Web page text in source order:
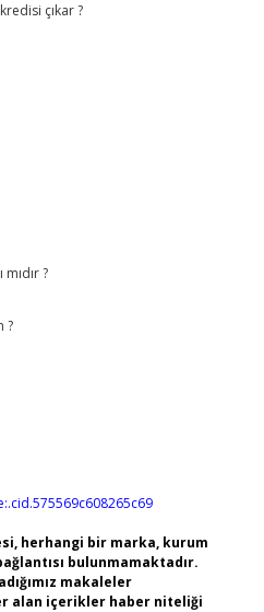
çıkar ?
?
?
herhangi bir marka, kurum
bulunmamaktadır.
makaleler
alan içerikler haber niteliği